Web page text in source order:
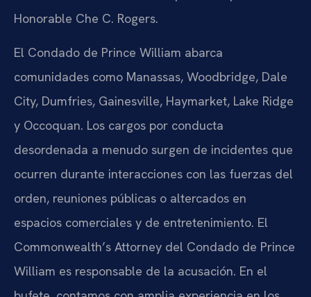
Honorable Che C. Rogers.
El Condado de Prince William abarca
comunidades como Manassas, Woodbridge, Dale
City, Dumfries, Gainesville, Haymarket, Lake Ridge
y Occoquan. Los cargos por conducta
desordenada a menudo surgen de incidentes que
ocurren durante interacciones con las fuerzas del
orden, reuniones públicas o altercados en
espacios comerciales y de entretenimiento. El
Commonwealth’s Attorney del Condado de Prince
William es responsable de la acusación. En el